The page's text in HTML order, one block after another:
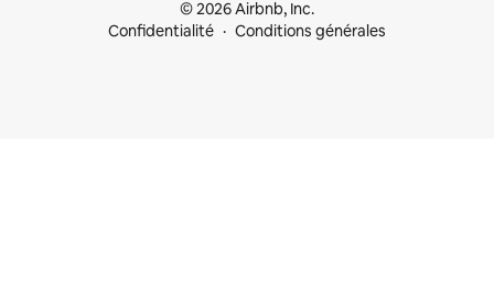
© 2026 Airbnb, Inc.
Confidentialité
Conditions générales